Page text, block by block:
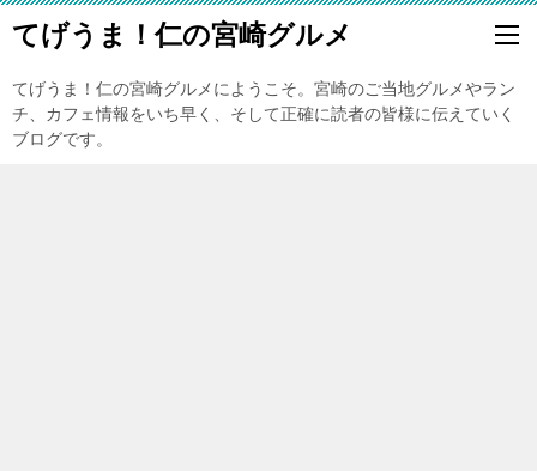
てげうま！仁の宮崎グルメ
てげうま！仁の宮崎グルメにようこそ。宮崎のご当地グルメやラン
チ、カフェ情報をいち早く、そして正確に読者の皆様に伝えていく
ブログです。